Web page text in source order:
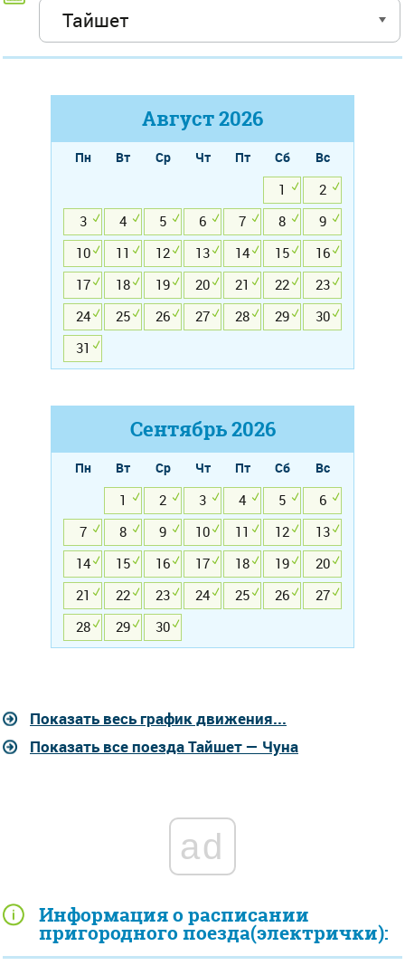
Информация о расписании
пригородного поезда(электрички):
Август2026
Пн Вт Ср Чт Пт Сб
Вс
1
2
3
4 5 6 7 8
9
10
11 12 13 14 15
16
17
18 19 20 21 22
23
24
25 26 27 28 29
30
31
Сентябрь2026
Пн Вт Ср Чт Пт Сб
Вс
1
2 3 4 5
6
7
8 9 10 11 12
13
14
15 16 17 18 19
20
21
22 23 24 25 26
27
28
29 30
Показать весь график движения...
Показать все поезда Тайшет — Чуна
ad